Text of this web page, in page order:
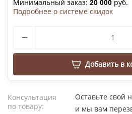
Минимальный заказ: 20 000 руб.
Подробнее о системе скидок
Добавить в
Консультация
по товару:
Оставьте свой
и мы вам